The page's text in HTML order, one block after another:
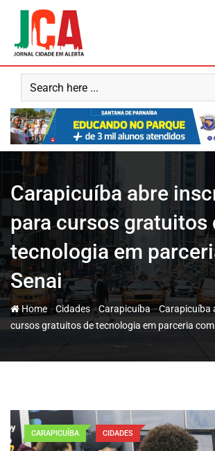
content
Carapicuíba abre
para cursos gratuitos
tecnologia em
Senai
Home -Cidades-Carapicuíba-Carapicuíba
cursos gratuitos de tecnologia em parceria com
CARAPICUÍBA CIDADES